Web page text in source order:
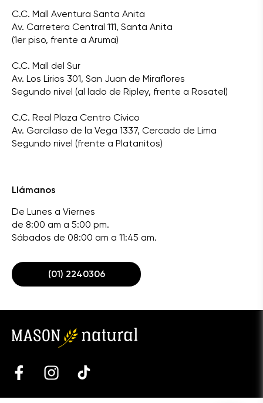
C.C. Mall Aventura Santa Anita
Av. Carretera Central 111, Santa Anita
(1er piso, frente a Aruma)
C.C. Mall del Sur
Av. Los Lirios 301, San Juan de Miraflores
Segundo nivel (al lado de Ripley, frente a Rosatel)
C.C. Real Plaza Centro Cívico
Av. Garcilaso de la Vega 1337, Cercado de Lima
Segundo nivel (frente a Platanitos)
Llámanos
De Lunes a Viernes
de 8:00 am a 5:00 pm.
Sábados de 08:00 am a 11:45 am.
(01) 2240306